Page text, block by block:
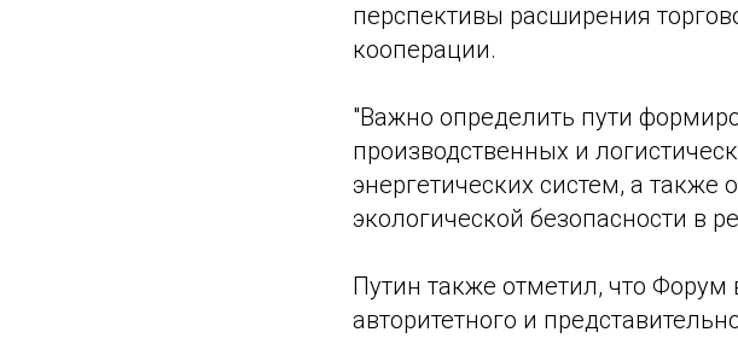
перспективы расширения
кооперации.
"Важно определить пути
производственных и
энергетических систем, а также
экологической безопасности в
Путин также отметил, что Форум
авторитетного и